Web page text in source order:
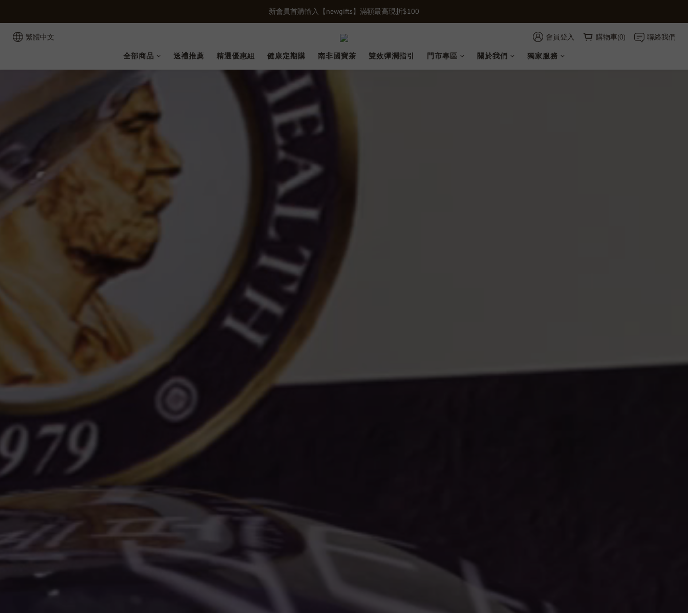
新會員首購輸入【newgifts】滿額最高現折$100
單筆滿千贈【膠原蛋白15入體驗禮】限時贈送立即下單>>>
健康定期購正式上線！長期補充由內呵護，最低享75折>>
新會員首購輸入【newgifts】滿額最高現折$100
繁體中文 會員登入 購物車(0) 聯絡我們
全部商品 送禮推薦 精選優惠組 健康定期購 南非國寶茶 雙效彈潤指引 門市專區 關於我們 獨家服務